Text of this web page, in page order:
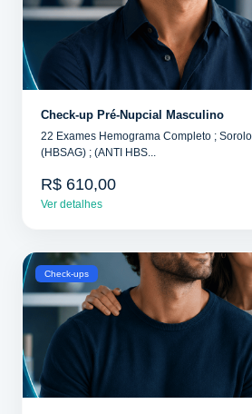
Check-up Pré-Nupcial Masculino
22 Exames Hemograma Completo ; Sorologia Hepatite B
(HBSAG) ; (ANTI HBS...
R$ 610,00
Ver detalhes
Check-ups